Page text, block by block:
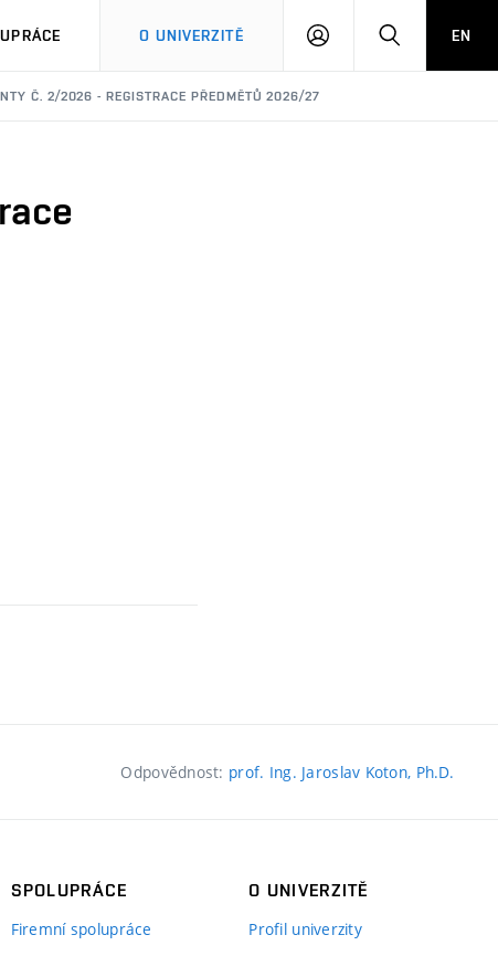
O UNIVERZITĚ
PŘIHLÁSIT HLEDATEN
Č. 2/2026 - REGISTRACE PŘEDMĚTŮ 2026/27
Odpovědnost: prof. Ing. Jaroslav Koton, Ph.D.
SPOLUPRÁCE
Firemní spolupráce
O UNIVERZITĚ
Profil univerzity